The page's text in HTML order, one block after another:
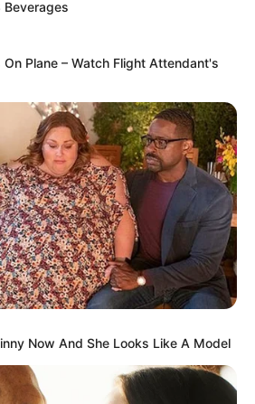
Beverages
On Plane – Watch Flight Attendant's
Now And She Looks Like A Model